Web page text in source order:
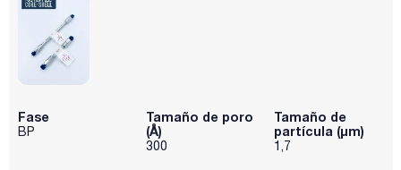
Fase
BP
Tamaño de poro
(Å)
300
Tamaño de
partícula (μm)
1,7